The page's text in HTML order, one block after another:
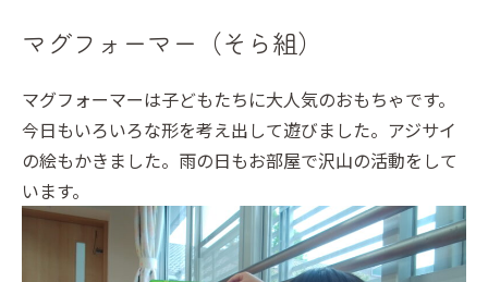
マグフォーマー（そら組）
マグフォーマーは子どもたちに大人気のおもちゃです。
今日もいろいろな形を考え出して遊びました。アジサイ
の絵もかきました。雨の日もお部屋で沢山の活動をして
います。